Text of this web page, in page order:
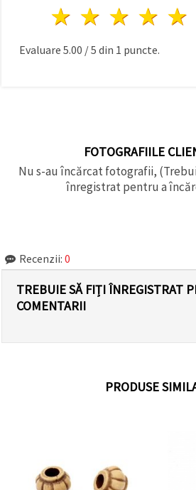
4
3 stele
2 stele
1 stea
Evaluare 5.00 /5 din 1 puncte.
FOTOGRAFIILE
Nu s-au încărcat fotografii,
înregistrat pentru a
Recenzii: 0
TREBUIE SĂ FIȚI ÎNREGISTRAT
COMENTARII
PRODUSE